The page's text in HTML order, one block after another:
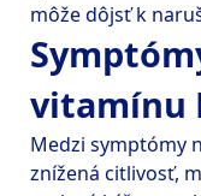
vitamínu
Medzi symptómy
znížená citlivosť,